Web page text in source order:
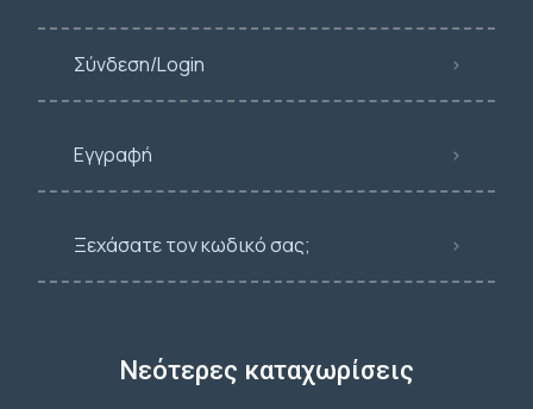
Σύνδεση/Login
Εγγραφή
Ξεχάσατε τον κωδικό σας;
Νεότερες καταχωρίσεις